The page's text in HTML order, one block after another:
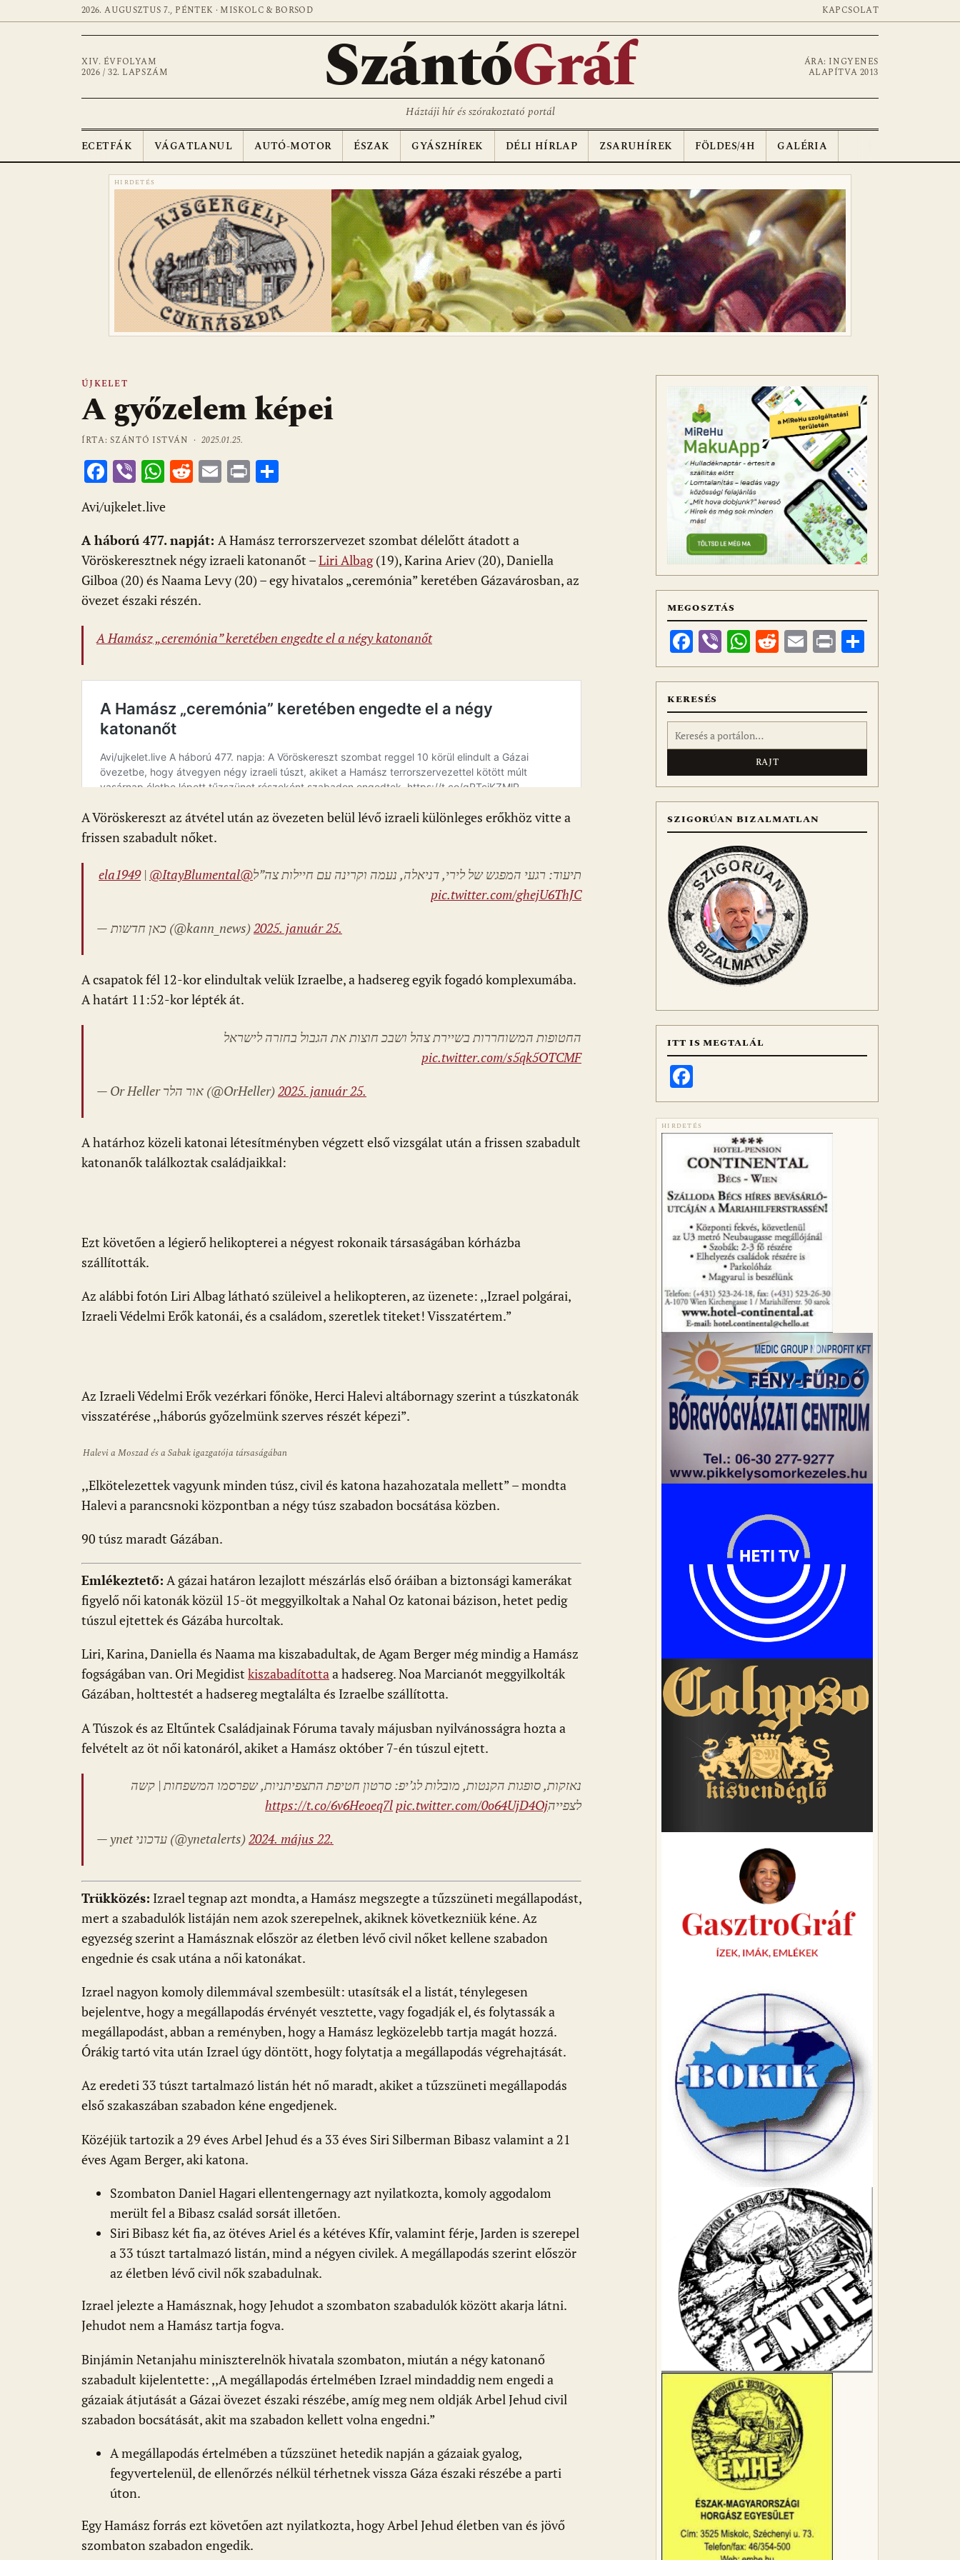
2026. AUGUSZTUS 7., PÉNTEK · MISKOLC & BORSOD KAPCSOLAT
XIV. ÉVFOLYAM
2026 / 32. LAPSZÁM
SzántóGráf
ÁRA: INGYENES
ALAPÍTVA 2013
Háztáji hír és szórakoztató portál
ECETFÁK VÁGATLANUL AUTÓ-MOTOR ÉSZAK GYÁSZHÍREK DÉLI HÍRLAP ZSARUHÍREK FÖLDES/4H GALÉRIA
HIRDETÉS
ÚJKELET
A győzelem képei
ÍRTA: SZÁNTÓ ISTVÁN ·2025.01.25.
F
ac
e
b
o
o
k
Vi
b
er
W
at
s
A
p
p
R
di
t
E
l
Pr
m
e
g
Avi/ujkelet.live
A háború 477. napját: A Hamász terrorszervezet szombat délelőtt átadott a
Vöröskeresztnek négy izraeli katonanőt –Liri Albag(19), Karina Ariev (20), Daniella
Gilboa (20) és Naama Levy (20) – egy hivatalos „ceremónia” keretében Gázavárosban, az
övezet északi részén.
A Hamász „ceremónia” keretében engedte el a négy katonanőt
A Vöröskereszt az átvétel után az övezeten belül lévő izraeli különleges erőkhöz vitte a
frissen szabadult nőket.
תיעוד: רגעי המפגש של לירי, דניאלה, נעמה וקרינה עם חיילות צה”ל@ela1949
| @ItayBlumental
pic.twitter.com/ghejU6ThJC
— כאן חדשות (@kann_news)2025. január 25.
A csapatok fél 12-kor elindultak velük Izraelbe, a hadsereg egyik fogadó komplexumába.
A határt 11:52-kor lépték át.
החטופות המשוחררות בשיירת צהל ושבכ חוצות את הגבול בחזרה לישראל
pic.twitter.com/s5qk5OTCMF
— Or Heller אור הלר (@OrHeller)2025. január 25.
A határhoz közeli katonai létesítményben végzett első vizsgálat után a frissen szabadult
katonanők találkoztak családjaikkal:
Ezt követően a légierő helikopterei a négyest rokonaik társaságában kórházba
szállították.
Az alábbi fotón Liri Albag látható szüleivel a helikopteren, az üzenete: ,,Izrael polgárai,
Izraeli Védelmi Erők katonái, és a családom, szeretlek titeket! Visszatértem.”
Az Izraeli Védelmi Erők vezérkari főnöke, Herci Halevi altábornagy szerint a túszkatonák
visszatérése ,,háborús győzelmünk szerves részét képezi”.
Halevi a Moszad és a Sabak igazgatója társaságában
,,Elkötelezettek vagyunk minden túsz, civil és katona hazahozatala mellett” – mondta
Halevi a parancsnoki központban a négy túsz szabadon bocsátása közben.
90 túsz maradt Gázában.
Emlékeztető: A gázai határon lezajlott mészárlás első óráiban a biztonsági kamerákat
figyelő női katonák közül 15-öt meggyilkoltak a Nahal Oz katonai bázison, hetet pedig
túszul ejtettek és Gázába hurcoltak.
Liri, Karina, Daniella és Naama ma kiszabadultak, de Agam Berger még mindig a Hamász
fogságában van. Ori Megidist kiszabadítottaa hadsereg. Noa Marcianót meggyilkolták
Gázában, holttestét a hadsereg megtalálta és Izraelbe szállította.
A Túszok és az Eltűntek Családjainak Fóruma tavaly májusban nyilvánosságra hozta a
felvételt az öt női katonáról, akiket a Hamász október 7-én túszul ejtett.
נאזקות, סופגות הקנטות, מובלות לג’יפ: סרטון חטיפת התצפיתניות, שפרסמו המשפחות | קשה
לצפייה
https://t.co/6v6Heoeq7l pic.twitter.com/0o64UjD4Oj
— ynet עדכוני (@ynetalerts)2024. május 22.
Trükközés: Izrael tegnap azt mondta, a Hamász megszegte a tűzszüneti megállapodást,
mert a szabadulók listáján nem azok szerepelnek, akiknek következniük kéne. Az
egyezség szerint a Hamásznak először az életben lévő civil nőket kellene szabadon
engednie és csak utána a női katonákat.
Izrael nagyon komoly dilemmával szembesült: utasítsák el a listát, ténylegesen
bejelentve, hogy a megállapodás érvényét vesztette, vagy fogadják el, és folytassák a
megállapodást, abban a reményben, hogy a Hamász legközelebb tartja magát hozzá.
Órákig tartó vita után Izrael úgy döntött, hogy folytatja a megállapodás végrehajtását.
Az eredeti 33 túszt tartalmazó listán hét nő maradt, akiket a tűzszüneti megállapodás
első szakaszában szabadon kéne engedjenek.
Közéjük tartozik a 29 éves Arbel Jehud és a 33 éves Siri Silberman Bibasz valamint a 21
éves Agam Berger, aki katona.
Szombaton Daniel Hagari ellentengernagy azt nyilatkozta, komoly aggodalom
merült fel a Bibasz család sorsát illetően.
Siri Bibasz két fia, az ötéves Ariel és a kétéves Kfír, valamint férje, Jarden is szerepel
a 33 túszt tartalmazó listán, mind a négyen civilek. A megállapodás szerint először
az életben lévő civil nők szabadulnak.
Izrael jelezte a Hamásznak, hogy Jehudot a szombaton szabadulók között akarja látni.
Jehudot nem a Hamász tartja fogva.
Binjámin Netanjahu miniszterelnök hivatala szombaton, miután a négy katonanő
szabadult kijelentette: ,,A megállapodás értelmében Izrael mindaddig nem engedi a
gázaiak átjutását a Gázai övezet északi részébe, amíg meg nem oldják Arbel Jehud civil
szabadon bocsátását, akit ma szabadon kellett volna engedni.”
A megállapodás értelmében a tűzszünet hetedik napján a gázaiak gyalog,
fegyvertelenül, de ellenőrzés nélkül térhetnek vissza Gáza északi részébe a parti
úton.
Egy Hamász forrás ezt követően azt nyilatkozta, hogy Arbel Jehud életben van és jövő
szombaton szabadon engedik.
MEGOSZTÁS
Facebook
ViberWhatsApp
Reddit
Email
Print
meg
KERESÉS
Keresés:
SZIGORÚAN BIZALMATLAN
ITT IS MEGTALÁL
HIRDETÉS